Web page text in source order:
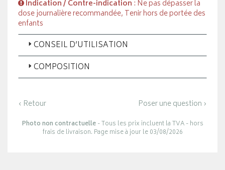
Indication / Contre-indication : Ne pas dépasser la
dose journalière recommandée, Tenir hors de portée des
enfants
CONSEIL D’UTILISATION
COMPOSITION
‹ Retour Poser une question ›
Photo non contractuelle- Tous les prix incluent la TVA - hors
frais de livraison. Page mise à jour le 03/08/2026